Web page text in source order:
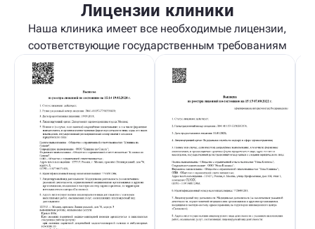
Лицензии клиники
Наша клиника имеет все необходимые лицензии,
соответствующие государственным требованиям